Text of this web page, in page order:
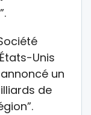
Unis
un
de